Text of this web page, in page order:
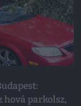
parkolsz,